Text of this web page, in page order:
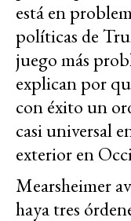
está en
políticas de
juego más
explican por
con éxito un
casi universal
exterior en
Mearsheimer
haya tres